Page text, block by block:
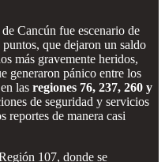
Cancún fue escenario de
que dejaron un saldo
más gravemente heridos,
generaron pánico entre los
las regiones 76, 237, 260 y
de seguridad y servicios
reportes de manera casi
107, donde se